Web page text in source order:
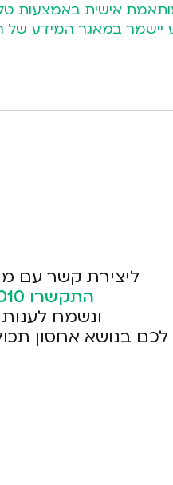
יישמר במאגר המידע
ליצירת קשר עם
התקשרו
ונשמח
לכם בנושא אחסון